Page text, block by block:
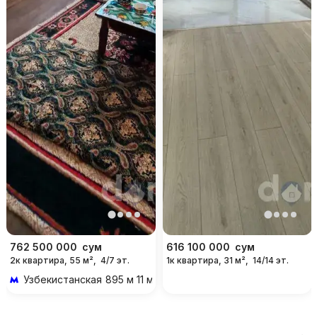
762 500 000 сум
2к квартира, 55 м², 4/7 эт.
Узбекистанская 895 м 11 мин пешком
616 100 000 сум
1к квартира, 31 м², 14/14 эт.